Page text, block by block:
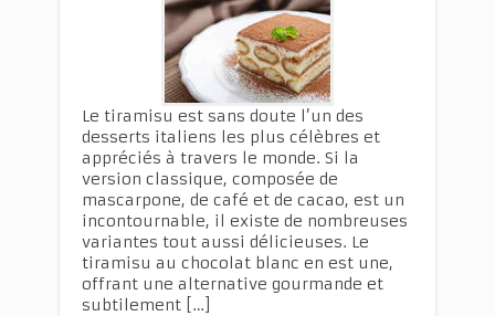
Le tiramisu est sans doute l’un des
desserts italiens les plus célèbres et
appréciés à travers le monde. Si la
version classique, composée de
mascarpone, de café et de cacao, est un
incontournable, il existe de nombreuses
variantes tout aussi délicieuses. Le
tiramisu au chocolat blanc en est une,
offrant une alternative gourmande et
subtilement […]